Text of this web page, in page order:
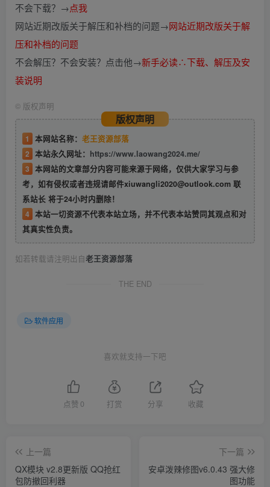
不会下载？→点我
网站近期改版关于解压和补档的问题→网站近期改版关于解
压和补档的问题
不会解压？不会安装？点击他→新手必读∴下载、解压及安
装说明
© 版权声明
版权声明
1 本网站名称： 老王资源部落
2 本站永久网址： https://www.laowang2024.me/
3 本网站的文章部分内容可能来源于网络，仅供大家学习与参
考，如有侵权或者违规请邮件xiuwangli2020@outlook.com 联
系站长 将于24小时内删除！
4 本站一切资源不代表本站立场，并不代表本站赞同其观点和对
其真实性负责。
如若转载请注明出自老王资源部落
THE END
软件应用
喜欢就支持一下吧
点赞 0 打赏 分享 收藏
上一篇
QX模块 v2.8更新版 QQ抢红
包防撤回利器
下一篇
安卓泼辣修图v6.0.43 强大修
图功能